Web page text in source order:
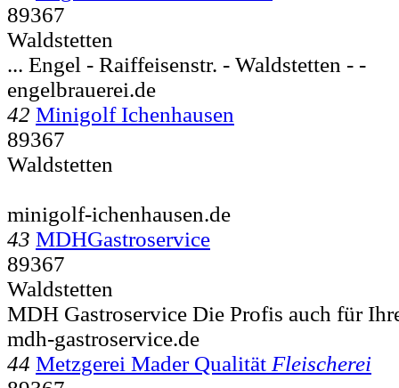
89367
Waldstetten
... Engel - Raiffeisenstr. - Waldstetten - -
engelbrauerei.de
42 Minigolf Ichenhausen
89367
Waldstetten
minigolf-ichenhausen.de
43 MDHGastroservice
89367
Waldstetten
MDH Gastroservice Die Profis auch für
mdh-gastroservice.de
44 Metzgerei Mader Qualität Fleischerei